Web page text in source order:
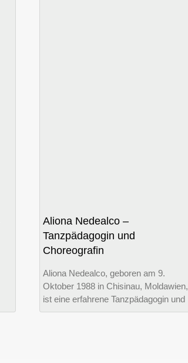
Aliona Nedealco –
Tanzpädagogin und
Choreografin
Aliona Nedealco, geboren am 9.
Oktober 1988 in Chisinau, Moldawien,
ist eine erfahrene Tanzpädagogin und